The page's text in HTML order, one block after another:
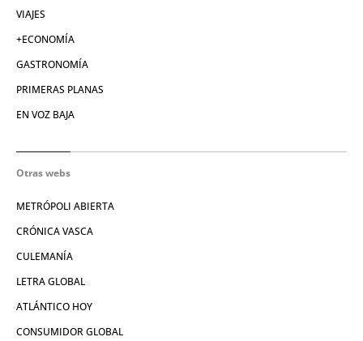
VIAJES
+ECONOMÍA
GASTRONOMÍA
PRIMERAS PLANAS
EN VOZ BAJA
Otras webs
METRÓPOLI ABIERTA
CRÓNICA VASCA
CULEMANÍA
LETRA GLOBAL
ATLÁNTICO HOY
CONSUMIDOR GLOBAL